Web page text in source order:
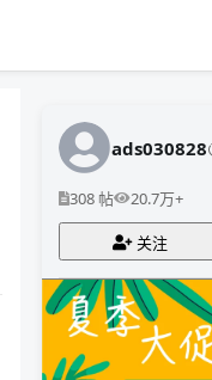
ads030828
308 帖 20.7万+
关注